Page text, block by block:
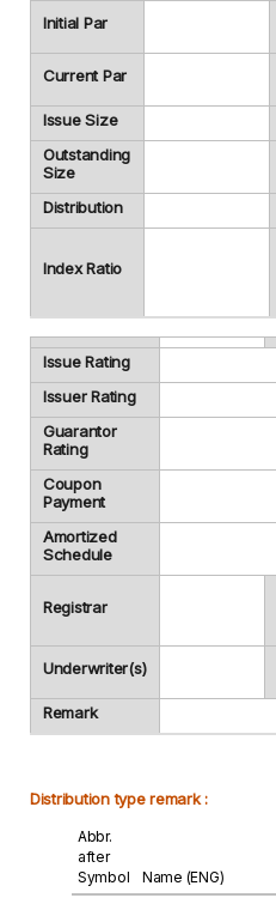
Initial Par
Current Par
Issue Size
Outstanding
Size
Distribution
Index Ratio
Issue Rating
Issuer Rating
Guarantor
Rating
Coupon
Payment
Amortized
Schedule
Registrar
Underwriter(s)
Remark
Distribution type remark :
Abbr.
after
Symbol
Name (ENG)